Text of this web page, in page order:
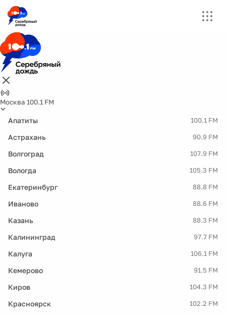
Москва 100.1 FM
Апатиты 100.1 FM
Астрахань 90.9 FM
Волгоград 107.9 FM
Вологда 105.3 FM
Екатеринбург 88.8 FM
Иваново 88.6 FM
Казань 88.3 FM
Калининград 97.7 FM
Калуга 106.1 FM
Кемерово 91.5 FM
Киров 104.3 FM
Красноярск 102.2 FM